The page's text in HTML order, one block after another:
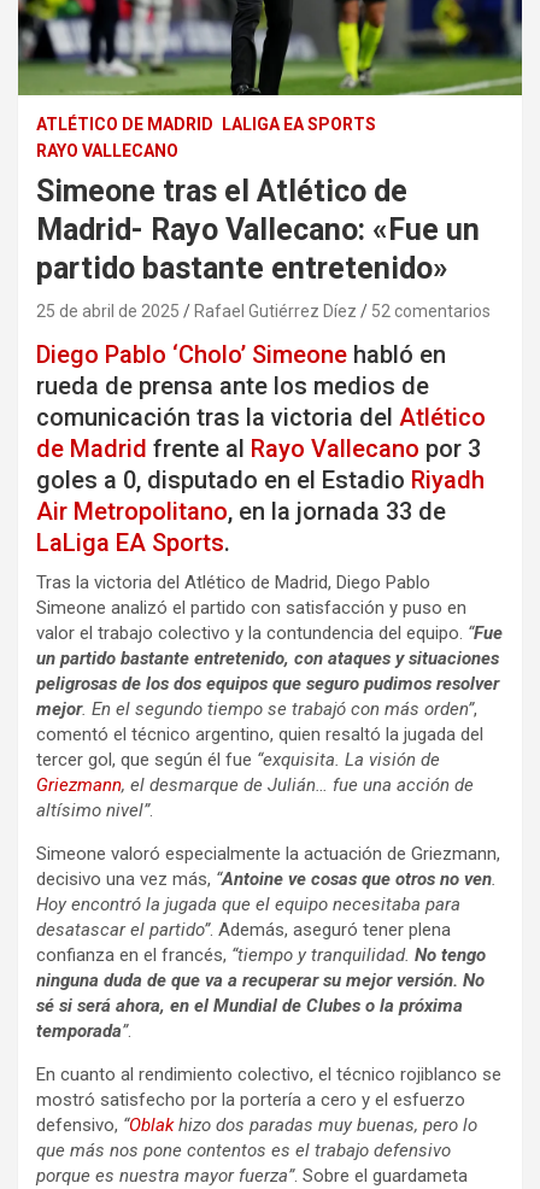
ATLÉTICO DE MADRID
LALIGA EA SPORTS
RAYO VALLECANO
Simeone tras el Atlético de
Madrid- Rayo Vallecano: «Fue un
partido bastante entretenido»
25 de abril de 2025 Rafael Gutiérrez Díez 52 comentarios
Diego Pablo ‘Cholo’ Simeone habló en
rueda de prensa ante los medios de
comunicación tras la victoria del Atlético
de Madrid frente al Rayo Vallecano por 3
goles a 0, disputado en el Estadio Riyadh
Air Metropolitano, en la jornada 33 de
LaLiga EA Sports.
Tras la victoria del Atlético de Madrid, Diego Pablo
Simeone analizó el partido con satisfacción y puso en
valor el trabajo colectivo y la contundencia del equipo. “Fue
un partido bastante entretenido, con ataques y situaciones
peligrosas de los dos equipos que seguro pudimos resolver
mejor. En el segundo tiempo se trabajó con más orden”,
comentó el técnico argentino, quien resaltó la jugada del
tercer gol, que según él fue “exquisita. La visión de
Griezmann, el desmarque de Julián… fue una acción de
altísimo nivel”.
Simeone valoró especialmente la actuación de Griezmann,
decisivo una vez más, “Antoine ve cosas que otros no ven.
Hoy encontró la jugada que el equipo necesitaba para
desatascar el partido”. Además, aseguró tener plena
confianza en el francés, “tiempo y tranquilidad. No tengo
ninguna duda de que va a recuperar su mejor versión. No
sé si será ahora, en el Mundial de Clubes o la próxima
temporada”.
En cuanto al rendimiento colectivo, el técnico rojiblanco se
mostró satisfecho por la portería a cero y el esfuerzo
defensivo, “Oblakhizo dos paradas muy buenas, pero lo
que más nos pone contentos es el trabajo defensivo
porque es nuestra mayor fuerza”. Sobre el guardameta